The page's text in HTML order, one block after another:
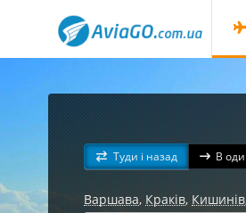
Туди і назад В
Варшава,Краків, Кишинів